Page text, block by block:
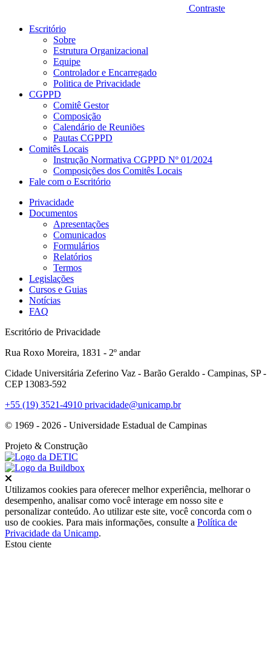
Contraste
Escritório
Sobre
Estrutura Organizacional
Equipe
Controlador e Encarregado
Politica de Privacidade
CGPPD
Comitê Gestor
Composição
Calendário de Reuniões
Pautas CGPPD
Comitês Locais
Instrução Normativa CGPPD Nº 01/2024
Composições dos Comitês Locais
Fale com o Escritório
Privacidade
Documentos
Apresentações
Comunicados
Formulários
Relatórios
Termos
Legislações
Cursos e Guias
Notícias
FAQ
Escritório de Privacidade
Rua Roxo Moreira, 1831 - 2º andar
Cidade Universitária Zeferino Vaz - Barão Geraldo - Campinas, SP -
CEP 13083-592
+55 (19) 3521-4910 privacidade@unicamp.br
© 1969 - 2026 - Universidade Estadual de Campinas
Projeto & Construção
Utilizamos cookies para oferecer melhor experiência, melhorar o
desempenho, analisar como você interage em nosso site e
personalizar conteúdo. Ao utilizar este site, você concorda com o
uso de cookies. Para mais informações, consulte a Política de
Privacidade da Unicamp.
Estou ciente